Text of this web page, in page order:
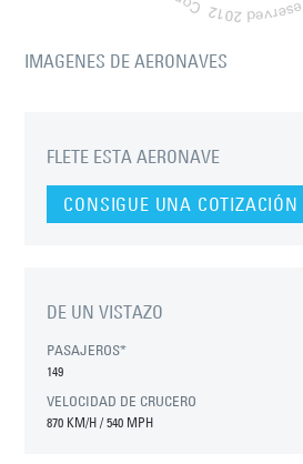
IMAGENES DE AERONAVES
FLETE ESTA AERONAVE
CONSIGUE UNA COTIZACIÓN
DE UN VISTAZO
PASAJEROS*
149
VELOCIDAD DE CRUCERO
870 KM/H / 540 MPH